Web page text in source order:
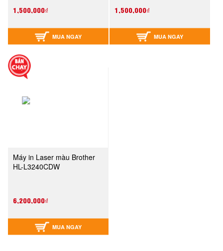
1,500,000₫
MUA NGAY
1,500,000₫
MUA NGAY
Máy in Laser màu Brother
HL-L3240CDW
6,200,000₫
MUA NGAY